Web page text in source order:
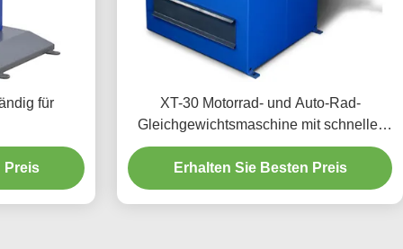
für
Preis
XT-30 Motorrad- und Auto-Rad-
Gleichgewichtsmaschine mit schneller
Einrichtung
Erhalten Sie Besten Preis